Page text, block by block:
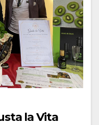
la Vita